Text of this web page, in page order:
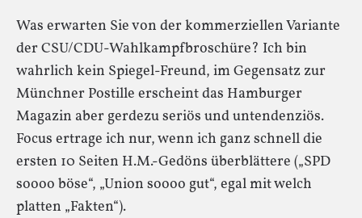
Was erwarten Sie von der kommerziellen Variante
der CSU/CDU-Wahlkampfbroschüre? Ich bin
wahrlich kein Spiegel-Freund, im Gegensatz zur
Münchner Postille erscheint das Hamburger
Magazin aber gerdezu seriös und untendenziös.
Focus ertrage ich nur, wenn ich ganz schnell die
ersten 10 Seiten H.M.-Gedöns überblättere („SPD
soooo böse“, „Union soooo gut“, egal mit welch
platten „Fakten“).